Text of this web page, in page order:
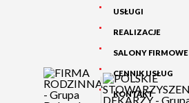
USŁUGI
REALIZACJE
SALONY FIRMOWE
CENNIK USŁUG
KONTAKT